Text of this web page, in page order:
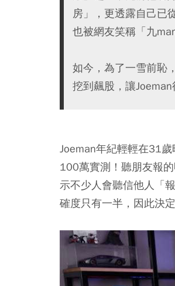
房」，更透露自己已
也被網友笑稱「九
如今，為了一雪前恥
挖到飆股，讓Joeman
Joeman年紀輕輕在31
100萬實測！聽朋友報
示不少人會聽信他人「
確度只有一半，因此決